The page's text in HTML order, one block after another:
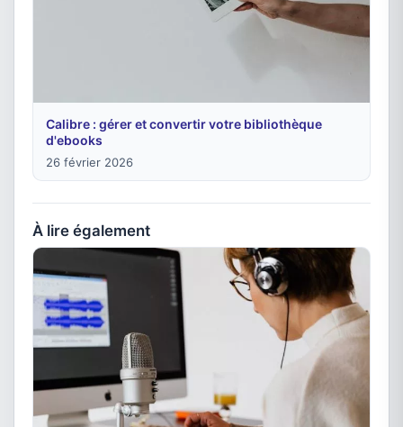
Calibre : gérer et convertir votre bibliothèque
d'ebooks
26 février 2026
À lire également